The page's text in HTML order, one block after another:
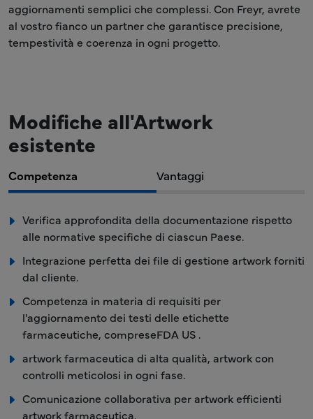
aggiornamenti semplici che complessi. Con Freyr, avrete
al vostro fianco un partner che garantisce precisione,
tempestività e coerenza in ogni progetto.
Modifiche all'Artwork
esistente
Competenza Vantaggi
Verifica approfondita della documentazione rispetto
alle normative specifiche di ciascun Paese.
Integrazione perfetta dei file di gestione artwork forniti
dal cliente.
Competenza in materia di requisiti per
l'aggiornamento dei testi delle etichette
farmaceutiche, compreseFDA US .
artwork farmaceutica di alta qualità, artwork con
controlli meticolosi in ogni fase.
Comunicazione collaborativa per artwork efficienti
artwork farmaceutica.